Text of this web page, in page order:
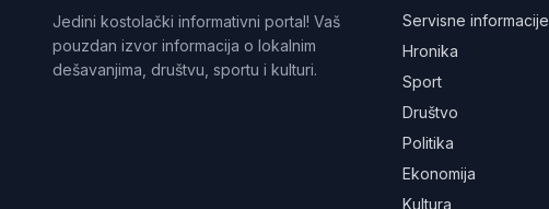
Jedini kostolački informativni portal! Vaš
pouzdan izvor informacija o lokalnim
dešavanjima, društvu, sportu i kulturi.
Servisne informacije
Hronika
Sport
Društvo
Politika
Ekonomija
Kultura